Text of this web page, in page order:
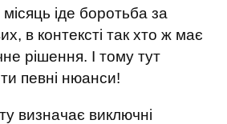
іде боротьба за
в контексті так хто ж має
рішення. І тому тут
певні нюанси!
визначає виключні